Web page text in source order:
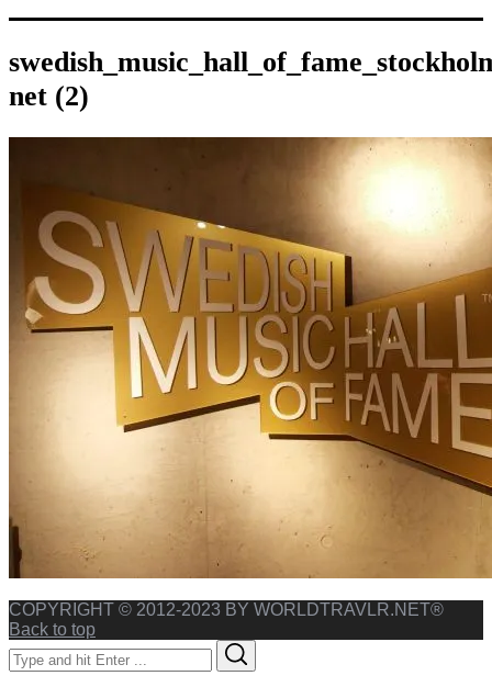
net (2)
COPYRIGHT © 2012-2023 BY WORLDTRAVLR.NET®
Back to top
Search
for: